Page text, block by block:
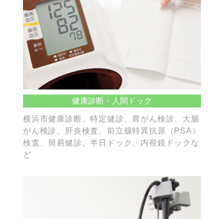
健康診断・人間ドック
横浜市健康診断、特定健診、胃がん検診、大腸
がん検診、肝炎検査、前立腺特異抗原（PSA）
検査、簡易健診、半日ドック、内視鏡ドックな
ど